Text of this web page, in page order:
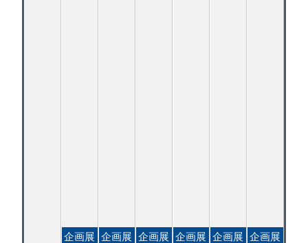
企画展 企画展 企画展 企画展 企画展
企画展